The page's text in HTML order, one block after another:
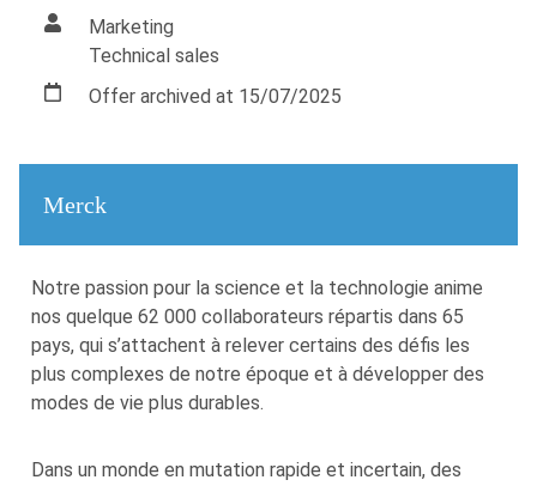
Marketing
Technical sales
Offer archived at 15/07/2025
Merck
Notre passion pour la science et la technologie anime
nos quelque 62 000 collaborateurs répartis dans 65
pays, qui s’attachent à relever certains des défis les
plus complexes de notre époque et à développer des
modes de vie plus durables.
Dans un monde en mutation rapide et incertain, des